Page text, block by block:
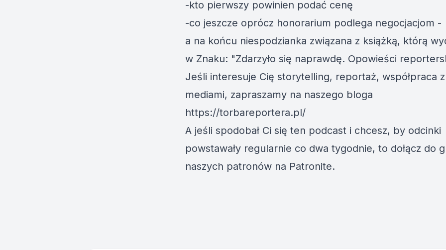
-kto pierwszy powinien podać cenę
-co jeszcze oprócz honorarium podlega negocjacjom -
a na końcu niespodzianka związana z książką, którą
w Znaku: "Zdarzyło się naprawdę. Opowieści
Jeśli interesuje Cię storytelling, reportaż, współpraca z
mediami, zapraszamy na naszego bloga
https://torbareportera.pl/
A jeśli spodobał Ci się ten podcast i chcesz, by odcinki
powstawały regularnie co dwa tygodnie, to dołącz do
naszych patronów na Patronite.